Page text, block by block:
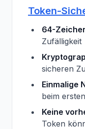
Token-
64-
Zufälligkeit
sicheren
Einmalige
beim
Keine
Token